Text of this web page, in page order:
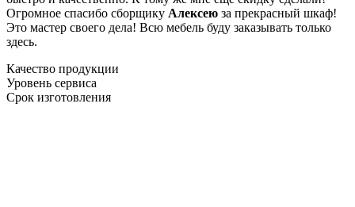
Огромное спасибо сборщику Алексею за прекрасный шкаф!
Это мастер своего дела! Всю мебель буду заказывать только
здесь.
Качество продукции
Уровень сервиса
Срок изготовления